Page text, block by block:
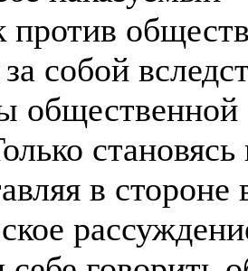
против
собой
общественной
становясь
в стороне